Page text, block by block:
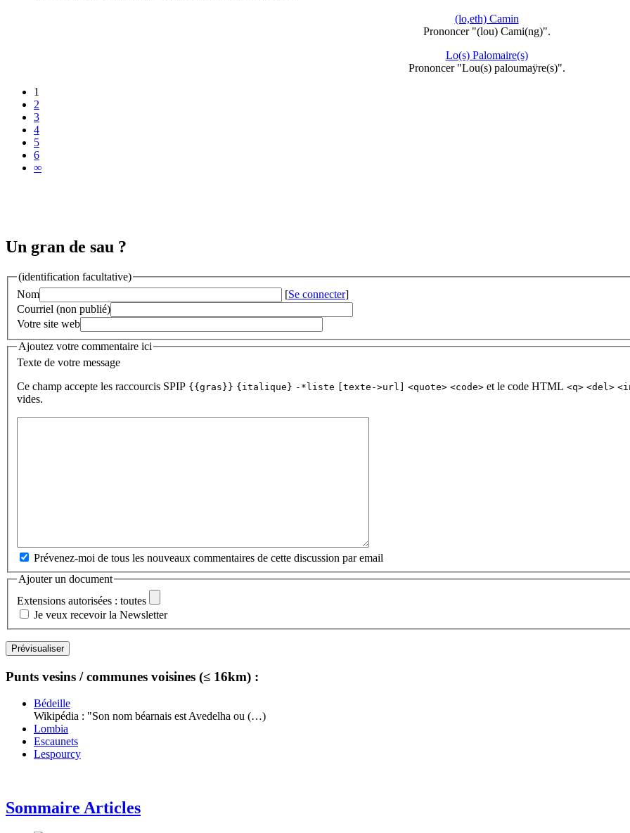
(lo,eth) Camin
Prononcer "(lou) Cami(ng)".
Lo(s) Palomaire(s)
Prononcer "Lou(s) paloumaÿre(s)".
1
2
3
4
5
6
∞
Un gran de sau ?
(identification facultative)
Nom
[Se connecter]
Courriel (non publié)
Votre site web
Ajoutez votre commentaire ici
Texte de votre message
Ce champ accepte les raccourcis SPIP {{gras}} {italique} -*liste [texte->url] <quote> <code> et le code HTML <q> <del>
vides.
Prévenez-moi de tous les nouveaux commentaires de cette discussion par email
Ajouter un document
Extensions autorisées : toutes
Je veux recevoir la Newsletter
Punts vesins / communes voisines (≤ 16km) :
Bédeille
Wikipédia : "Son nom béarnais est Avedelha ou (…)
Lombia
Escaunets
Lespourcy
Sommaire Articles